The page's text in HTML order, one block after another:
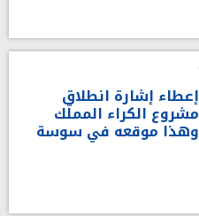
إعطاء إشارة انطلاق
مشروع الكراء المملّك
وهذا موقعه في سوسة